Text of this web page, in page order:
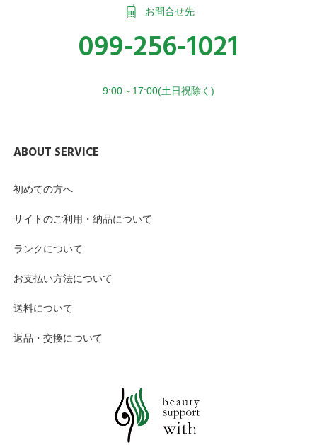
お問合せ先
099-256-1021
9:00～17:00(土日祝除く)
ABOUT SERVICE
初めての方へ
サイトのご利用・納品について
ランクについて
お支払い方法について
送料について
返品・交換について